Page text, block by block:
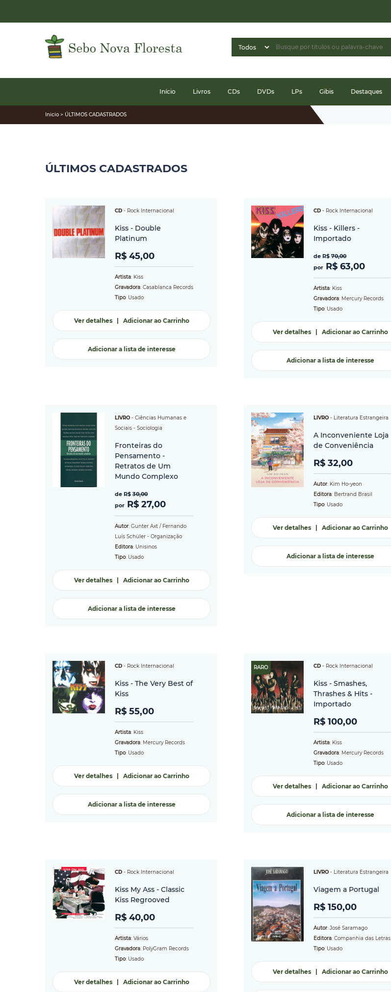
Início Livros CDs DVDs LPs Gibis Destaques
Inicio > ÚLTIMOS CADASTRADOS
ÚLTIMOS CADASTRADOS
CD - Rock Internacional
Kiss - Double
Platinum
R$ 45,00
Artista: Kiss
Gravadora: Casablanca Records
Tipo: Usado
Ver detalhes| Adicionar ao Carrinho
Adicionar a lista de interesse
CD - Rock Internacional
Kiss - Killers -
Importado
de R$ 70,00
por R$ 63,00
Artista: Kiss
Gravadora: Mercury Records
Tipo: Usado
Ver detalhes| Adicionar ao Carrinho
Adicionar a lista de interesse
LIVRO - Ciências Humanas e
Sociais - Sociologia
Fronteiras do
Pensamento -
Retratos de Um
Mundo Complexo
de R$ 30,00
por R$ 27,00
Autor: Gunter Axt / Fernando
Luís Schüler - Organização
Editora: Unisinos
Tipo: Usado
Ver detalhes| Adicionar ao Carrinho
Adicionar a lista de interesse
LIVRO - Literatura Estrangeira
A Inconveniente Loja
de Conveniência
R$ 32,00
Autor: Kim Ho-yeon
Editora: Bertrand Brasil
Tipo: Usado
Ver detalhes| Adicionar ao Carrinho
Adicionar a lista de interesse
CD - Rock Internacional
Kiss - The Very Best of
Kiss
R$ 55,00
Artista: Kiss
Gravadora: Mercury Records
Tipo: Usado
Ver detalhes| Adicionar ao Carrinho
Adicionar a lista de interesse
RARO CD - Rock Internacional
Kiss - Smashes,
Thrashes & Hits -
Importado
R$ 100,00
Artista: Kiss
Gravadora: Mercury Records
Tipo: Usado
Ver detalhes| Adicionar ao Carrinho
Adicionar a lista de interesse
CD - Rock Internacional
Kiss My Ass - Classic
Kiss Regrooved
R$ 40,00
Artista: Vários
Gravadora: PolyGram Records
Tipo: Usado
Ver detalhes| Adicionar ao Carrinho
LIVRO - Literatura Estrangeira
Viagem a Portugal
R$ 150,00
Autor: José Saramago
Editora: Companhia das Letras
Tipo: Usado
Ver detalhes| Adicionar ao Carrinho